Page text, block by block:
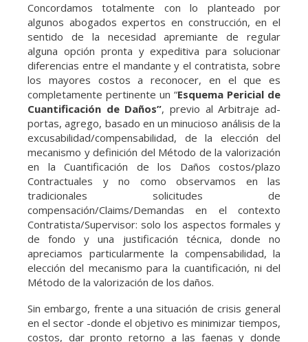
Concordamos totalmente con lo planteado por
algunos abogados expertos en construcción, en el
sentido de la necesidad apremiante de regular
alguna opción pronta y expeditiva para solucionar
diferencias entre el mandante y el contratista, sobre
los mayores costos a reconocer, en el que es
completamente pertinente un “Esquema Pericial de
Cuantificación de Daños”, previo al Arbitraje ad-
portas, agrego, basado en un minucioso análisis de la
excusabilidad/compensabilidad, de la elección del
mecanismo y definición del Método de la valorización
en la Cuantificación de los Daños costos/plazo
Contractuales y no como observamos en las
tradicionales solicitudes de
compensación/Claims/Demandas en el contexto
Contratista/Supervisor: solo los aspectos formales y
de fondo y una justificación técnica, donde no
apreciamos particularmente la compensabilidad, la
elección del mecanismo para la cuantificación, ni del
Método de la valorización de los daños.
Sin embargo, frente a una situación de crisis general
en el sector -donde el objetivo es minimizar tiempos,
costos, dar pronto retorno a las faenas y donde